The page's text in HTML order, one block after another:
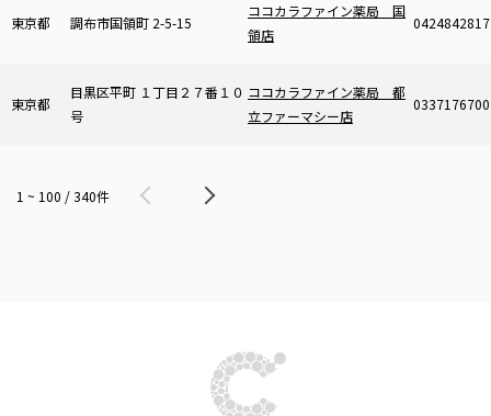
東京都 調布市国領町 2-5-15
ココカラファイン薬局 国
領店
0424842817
東京都
目黒区平町 １丁目２７番１０
号
ココカラファイン薬局 都
立ファーマシー店
0337176700
1 ~ 100 / 340件